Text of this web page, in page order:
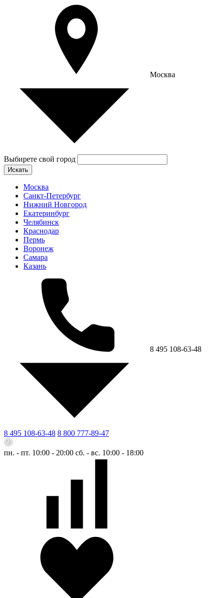
Москва
Выбирете свой город
Искать
Москва
Санкт-Петербург
Нижний Новгород
Екатеринбург
Челябинск
Краснодар
Пермь
Воронеж
Самара
Казань
8 495 108-63-48
8 495 108-63-48 8 800 777-89-47
пн. - пт. 10:00 - 20:00 сб. - вс. 10:00 - 18:00